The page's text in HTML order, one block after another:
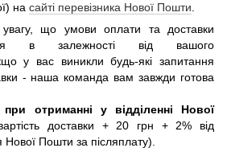
на сайті перевізника Нової Пошти
увагу, що умови оплати та доставки
в залежності від вашого
у вас виникли будь-які запитання
- наша команда вам завжди готова
отриманні
у відділенні Нової
доставки + 20 грн + 2% від
Нової Пошти за післяплату).